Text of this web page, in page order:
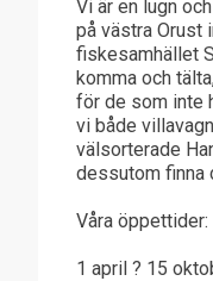
Vi är en lugn
på västra Orust
fiskesamhället
komma och
för de som inte
vi både
välsorterade
dessutom finna
Våra öppettider:
1 april ? 15